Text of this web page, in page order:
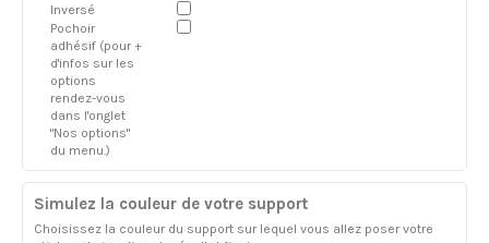
Inversé
Pochoir
adhésif (pour +
d'infos sur les
options
rendez-vous
dans l'onglet
"Nos options"
du menu.)
Simulez la couleur de votre support
Choisissez la couleur du support sur lequel vous allez poser votre